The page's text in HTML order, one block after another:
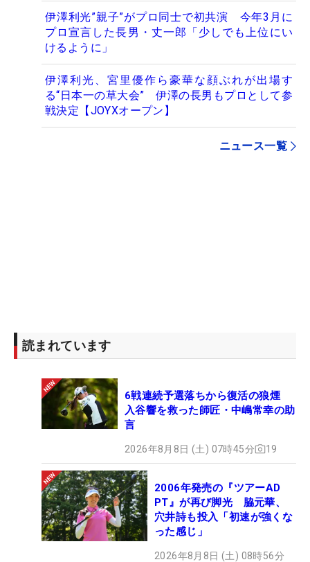
伊澤利光”親子”がプロ同士で初共演 今年3月に
プロ宣言した長男・丈一郎「少しでも上位にい
けるように」
伊澤利光、宮里優作ら豪華な顔ぶれが出場す
る“日本一の草大会” 伊澤の長男もプロとして参
戦決定【JOYXオープン】
ニュース一覧
読まれています
6戦連続予選落ちから復活の狼煙
入谷響を救った師匠・中嶋常幸の助
言
2026年8月8日 (土) 07時45分 19
2006年発売の『ツアーAD
PT』が再び脚光 脇元華、
穴井詩も投入「初速が強くな
った感じ」
2026年8月8日 (土) 08時56分